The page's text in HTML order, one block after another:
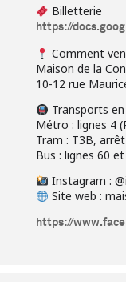
Billetterie
https://
Comment
Maison de la
10-12 rue
Transports
Métro : lignes 4
Tram : T3B,
Bus : lignes 60
Instagram :
Site web :
https://